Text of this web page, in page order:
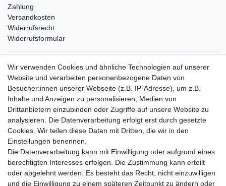
Zahlung
Versandkosten
Widerrufsrecht
Widerrufsformular
Verpackungslizenz
bei der Landbell AG
Zahlungsarten
Vorabüberweisung
Rechnungskauf
Zahlung bei Abholung
PayPal (inkl. Kreditkarten)
Wir verwenden Cookies und ähnliche Technologien auf unserer
Website und verarbeiten personenbezogene Daten von
Besucher:innen unserer Webseite (z.B. IP-Adresse), um z.B.
Inhalte und Anzeigen zu personalisieren, Medien von
Drittanbietern einzubinden oder Zugriffe auf unsere Website zu
analysieren. Die Datenverarbeitung erfolgt erst durch gesetzte
Cookies. Wir teilen diese Daten mit Dritten, die wir in den
Einstellungen benennen.
Die Datenverarbeitung kann mit Einwilligung oder aufgrund eines
berechtigten Interesses erfolgen. Die Zustimmung kann erteilt
oder abgelehnt werden. Es besteht das Recht, nicht einzuwilligen
und die Einwilligung zu einem späteren Zeitpunkt zu ändern oder